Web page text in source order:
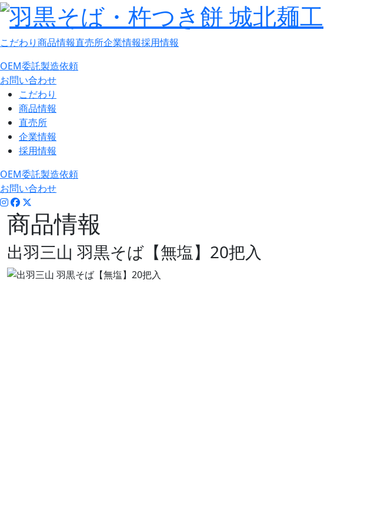
こだわり商品情報直売所企業情報採用情報
OEM委託製造依頼
お問い合わせ
こだわり
商品情報
直売所
企業情報
採用情報
OEM委託製造依頼
お問い合わせ
商品情報
出羽三山 羽黒そば【無塩】20把入